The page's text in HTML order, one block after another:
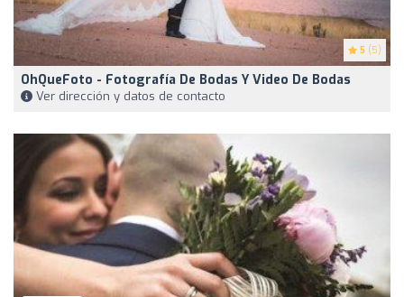
5 (5)
OhQueFoto - Fotografía De Bodas Y Video De Bodas
Ver dirección y datos de contacto